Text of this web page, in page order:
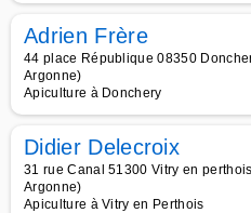
Adrien Frère
44 place République 08350
Argonne)
Apiculture à Donchery
Didier Delecroix
31 rue Canal 51300 Vitry en
Argonne)
Apiculture à Vitry en Perthois